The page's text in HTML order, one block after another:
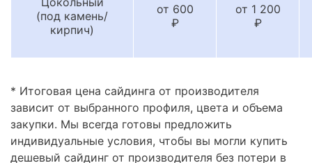
(под камень/
кирпич)
от 600
₽
от 1 200
₽
* Итоговая цена сайдинга от производителя
зависит от выбранного профиля, цвета и объема
закупки. Мы всегда готовы предложить
индивидуальные условия, чтобы вы могли купить
дешевый сайдинг от производителя без потери в